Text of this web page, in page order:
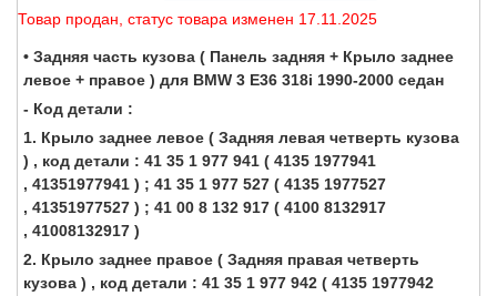
Товар продан, статус товара изменен 17.11.2025
• Задняя часть кузова ( Панель задняя + Крыло заднее
левое + правое ) для BMW 3 E36 318i 1990-2000 седан
- Код детали :
1. Крыло заднее левое ( Задняя левая четверть кузова
) , код детали : 41 35 1 977 941 ( 4135 1977941
, 41351977941 ) ; 41 35 1 977 527 ( 4135 1977527
, 41351977527 ) ; 41 00 8 132 917 ( 4100 8132917
, 41008132917 )
2. Крыло заднее правое ( Задняя правая четверть
кузова ) , код детали : 41 35 1 977 942 ( 4135 1977942